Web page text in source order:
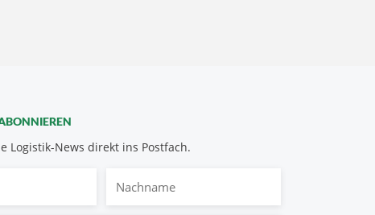
Logistik-News direkt ins Postfach.